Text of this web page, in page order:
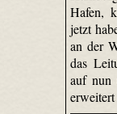
Hafen,
jetzt
an der
das
auf nun